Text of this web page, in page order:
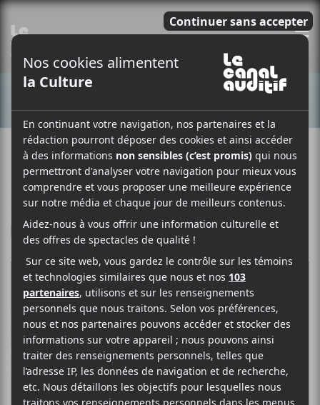
29 AOÛT 2025
PARLOUIS-PHILIPPE LABRÈCHE
/ ÉLECTRONIQUE
/ FRANCOPHONE
/ POP
F
A
C
E
B
O
O
K
T
W
T
T
E
R
P
A
R
T
A
G
E
R